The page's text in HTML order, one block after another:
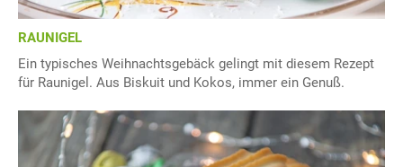
RAUNIGEL
Ein typisches Weihnachtsgebäck gelingt mit diesem Rezept
für Raunigel. Aus Biskuit und Kokos, immer ein Genuß.